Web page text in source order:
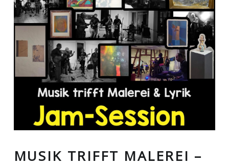
MUSIK TRIFFT MALEREI –